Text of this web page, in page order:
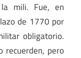
mili. Fue, en
de 1770 por
obligatorio.
recuerden, pero